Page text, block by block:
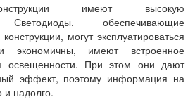
имеют высокую
Светодиоды, обеспечивающие
могут эксплуатироваться
имеют встроенное
освещенности. При этом они дают
эффект, поэтому информация на
и надолго.